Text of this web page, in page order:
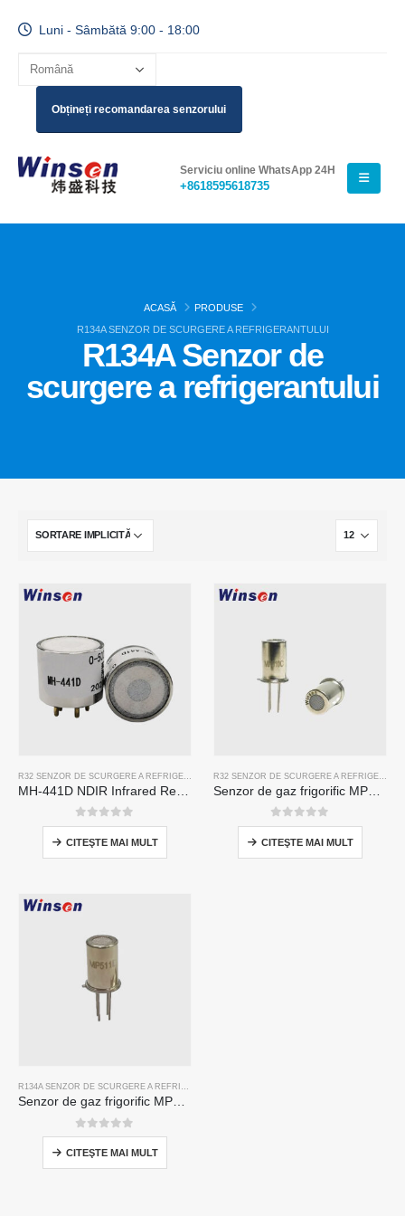
Luni - Sâmbătă 9:00 - 18:00
Obțineți recomandarea senzorului
Serviciu online WhatsApp 24H
+8618595618735
ACASĂ
PRODUSE
R134A SENZOR DE SCURGERE A REFRIGERANTULUI
R134A Senzor de
scurgere a refrigerantului
,R134A SENZOR DE SCURGERE A
0din 5
CITEŞTE MAI MULT
0din 5
CITEŞTE MAI MULT
R134A SENZOR DE SCURGERE A REFRIGERANTULUI
Senzor de gaz frigorific MP511d-senzor pe bază de semiconductor pentru detectarea scurgerilor de refrigerare
0din 5
CITEŞTE MAI MULT